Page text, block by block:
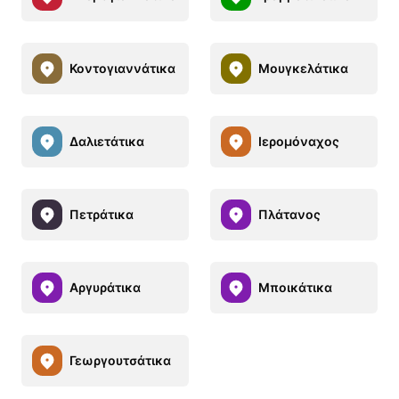
Κοντογιαννάτικα Μουγκελάτικα
Δαλιετάτικα Ιερομόναχος
Πετράτικα Πλάτανος
Αργυράτικα Μποικάτικα
Γεωργουτσάτικα